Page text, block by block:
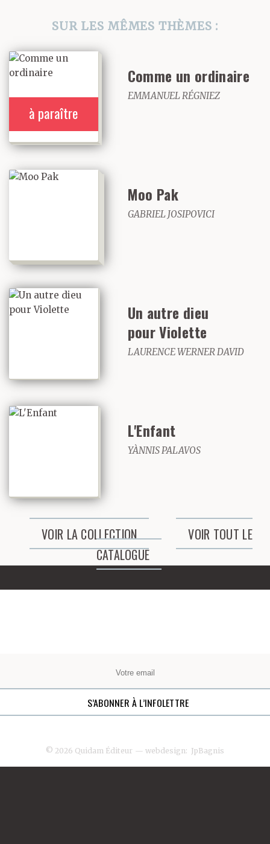
craintes d’empoigner le
monde, quitte à
SUR LES MÊMES THÈMES :
à paraître
Comme un ordinaire
EMMANUEL RÉGNIEZ
Moo Pak
GABRIEL JOSIPOVICI
Un autre dieu
pour Violette
LAURENCE WERNER DAVID
L'Enfant
YÀNNIS PALAVOS
VOIR LA COLLECTION
VOIR TOUT LE
CATALOGUE
© 2026 Quidam Éditeur — webdesign: JpBagnis